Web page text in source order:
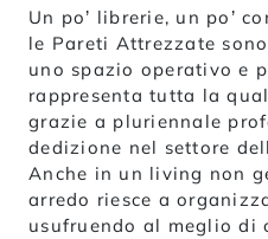
Un po’ librerie, un po’
le Pareti Attrezzate
uno spazio operativo e
rappresenta tutta la
grazie a pluriennale
dedizione nel settore
Anche in un living non
arredo riesce a
usufruendo al meglio di